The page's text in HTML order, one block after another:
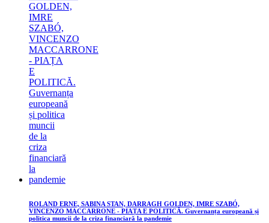
ROLAND ERNE, SABINA STAN, DARRAGH GOLDEN, IMRE SZABÓ,
VINCENZO MACCARRONE - PIAȚA E POLITICĂ. Guvernanța europeană și
politica muncii de la criza financiară la pandemie